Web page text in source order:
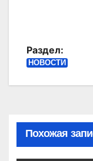
Раздел:
НОВОСТИ
Похожая